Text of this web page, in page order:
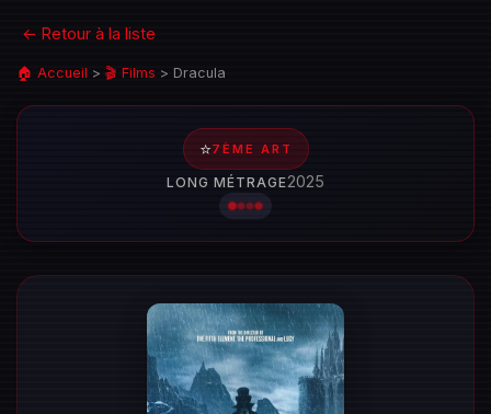
← Retour à la liste
🏠 Accueil > 🎬 Films > Dracula
⭐7ÈME ART
LONG MÉTRAGE2025